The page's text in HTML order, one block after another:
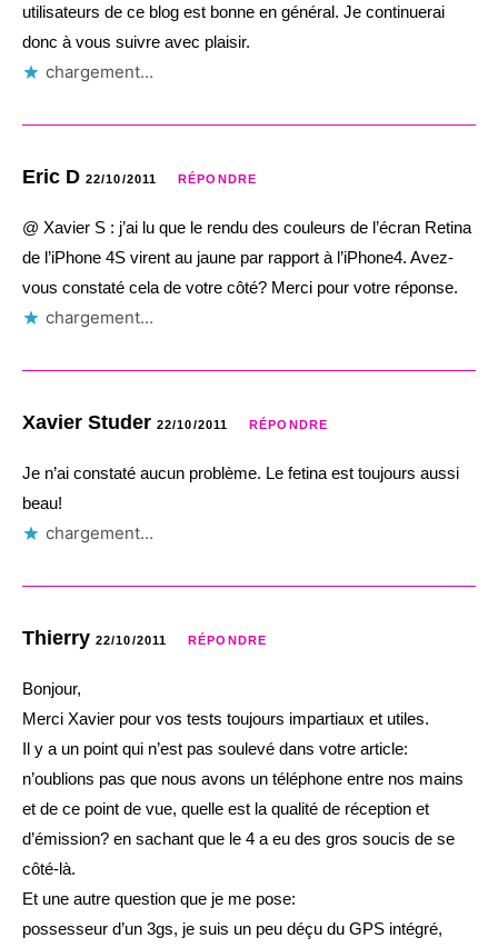
utilisateurs de ce blog est bonne en général. Je continuerai
donc à vous suivre avec plaisir.
chargement…
Eric D 22/10/2011 RÉPONDRE
@ Xavier S : j’ai lu que le rendu des couleurs de l’écran Retina
de l’iPhone 4S virent au jaune par rapport à l’iPhone4. Avez-
vous constaté cela de votre côté? Merci pour votre réponse.
chargement…
Xavier Studer 22/10/2011 RÉPONDRE
Je n’ai constaté aucun problème. Le fetina est toujours aussi
beau!
chargement…
Thierry 22/10/2011 RÉPONDRE
Bonjour,
Merci Xavier pour vos tests toujours impartiaux et utiles.
Il y a un point qui n’est pas soulevé dans votre article:
n’oublions pas que nous avons un téléphone entre nos mains
et de ce point de vue, quelle est la qualité de réception et
d’émission? en sachant que le 4 a eu des gros soucis de se
côté-là.
Et une autre question que je me pose:
possesseur d’un 3gs, je suis un peu déçu du GPS intégré,